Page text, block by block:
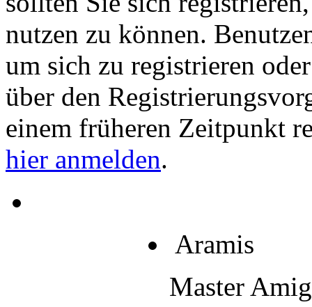
nutzen zu können.
um sich zu registrieren
über den
einem früheren Zeitpunkt
hier anmelden.
Aramis
Master